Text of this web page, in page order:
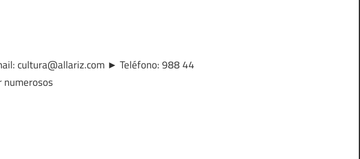
cultura@allariz.com ► Teléfono: 988 44
numerosos